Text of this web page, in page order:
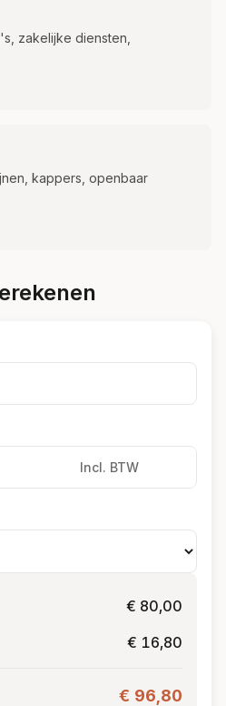
zakelijke diensten,
kappers, openbaar
Incl. BTW
€ 80,00
€ 16,80
€ 96,80